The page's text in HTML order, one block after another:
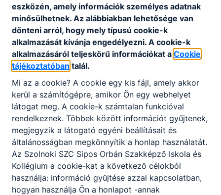
Vissza a főoldalra
Partnereink
eszközén, amely információk személyes adatnak
minősülhetnek. Az alábbiakban lehetősége van
dönteni arról, hogy mely típusú cookie-k
alkalmazását kívánja engedélyezni. A cookie-k
alkalmazásáról teljeskörű információkat a Cookie
tájékoztatóban talál.
Mi az a cookie? A cookie egy kis fájl, amely akkor
kerül a számítógépre, amikor Ön egy webhelyet
látogat meg. A cookie-k számtalan funkcióval
rendelkeznek. Többek között információt gyűjtenek,
megjegyzik a látogató egyéni beállításait és
általánosságban megkönnyítik a honlap használatát.
Az Szolnoki SZC Sipos Orbán Szakképző Iskola és
Kollégium a cookie-kat a következő célokból
használja: információ gyűjtése azzal kapcsolatban,
hogyan használja Ön a honlapot -annak